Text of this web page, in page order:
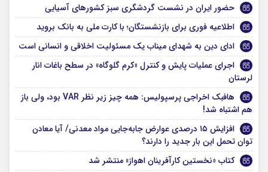
حضور ایران در نشست گردشگری سبز کشورهای آسیایی
اطلاعیه فوری برای بازنشستگان؛ با کارت ملی به بانک بروید
ادای دین به شهدای میناب یک مسئولیت اخلاقی و انسانی است
اجرای عملیات پایش و کنترل «کرم گلوگاه» در سطح باغات انار
لرستان
هافبک اخراجی پرسپولیس: همه چیز زیر نظر VAR بود، ولی باز
هم اشتباه شد!
افزایش ۱۵ درصدی عوارض جابه‌جایی مواد معدنی/ آیا معادن
توان تحمل این بار جدید را دارند؟
کتاب «نخستین کارآفرینان اهواز» منتشر شد